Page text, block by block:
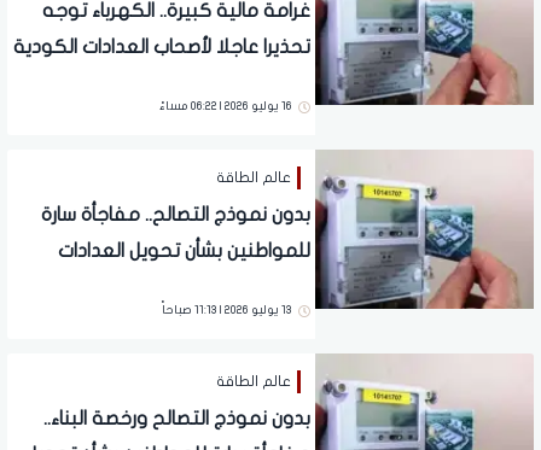
غرامة مالية كبيرة.. الكهرباء توجه
تحذيرا عاجلا لأصحاب العدادات الكودية
16 يوليو 2026 | 06:22 مساءً
عالم الطاقة
بدون نموذج التصالح.. مفاجأة سارة
للمواطنين بشأن تحويل العدادات
13 يوليو 2026 | 11:13 صباحاً
عالم الطاقة
بدون نموذج التصالح ورخصة البناء..